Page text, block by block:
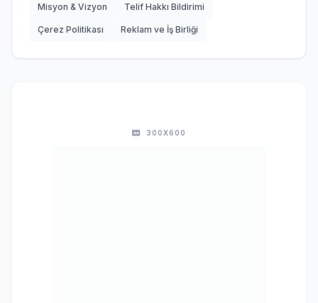
Misyon & Vizyon Telif Hakkı Bildirimi
Çerez Politikası Reklam ve İş Birliği
300X600